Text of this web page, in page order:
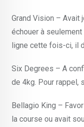
Grand Vision – Avait
échouer à
ligne cette fois-ci, il
Six Degrees – A
de 4kg. Pour rappel,
Bellagio King –
la course ou avait